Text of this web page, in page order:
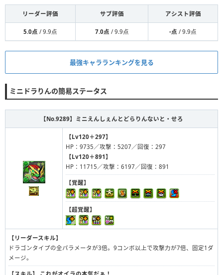
リーダー評価 サブ評価 アシスト評価
5.0点 / 9.9点 7.0点 / 9.9点 -点 / 9.9点
最強キャラランキングを見る
ミニドラりんの簡易ステータス
【No.9289】 ミニえんしぇんとどらりんないと・せろ
【Lv120＋297】
HP：9735／攻撃：5207／回復：297
【Lv120＋891】
HP：11715／攻撃：6197／回復：891
【覚醒】
【超覚醒】
【リーダースキル】
ドラゴンタイプの全パラメータが3倍。9コンボ以上で攻撃力が7倍、固定1ダ
メージ。